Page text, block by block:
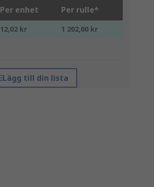
Per enhet Per rulle*
12,02 kr 1 202,00 kr
Lägg till din lista